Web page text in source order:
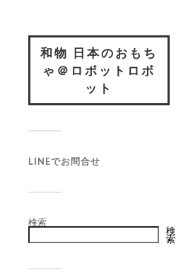
和物 日本のおもち
ゃ＠ロボットロボ
ット
LINEでお問合せ
検索
検
索